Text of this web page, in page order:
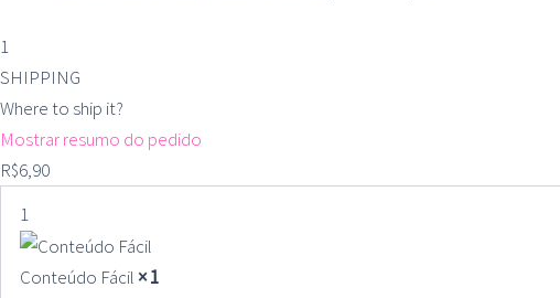
1
SHIPPING
Where to ship it?
Mostrar resumo do pedido
R$6,90
1
Conteúdo Fácil × 1